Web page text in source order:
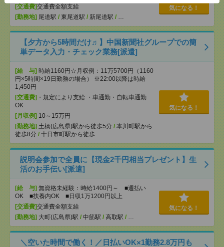
[交通費]交通費全額支給
[勤務地] 尾道駅 / 東尾道駅 / 新尾道駅 / …
気になる！
【夕方から5時間だけ♬】中国新聞社グループでの簡
単データ入力・チェック業務[派遣]
[給 与] 時給1160円☆月収例：11万5700円（1160
円×5時間×19日勤務の場合） ※22:00以降は時給
1,450円
[交通費] ・規定により支給 ・車通勤・自転車通勤
OK
[月収例] 10～15万円
[勤務地] 土橋(広島県)駅から徒歩5分 / 本川町駅から
徒歩8分 / 十日市町駅から徒歩
気になる！
説明会参加で全員に【現金2千円相当プレゼント】生
活のお手伝い[派遣]
[給 与] 無資格未経験：時給1400円～ ■週払い
OK ■扶養内OK ■日収1万1200円以上
[交通費]交通費全額支給
[勤務地] 大町(広島県)駅 / 中筋駅 / 高取駅 / …
気になる！
＼空いた時間で働く！／日払いOK×1勤務2.8万円も